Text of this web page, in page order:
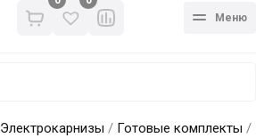
Меню
Электрокарнизы / Готовые комплекты /